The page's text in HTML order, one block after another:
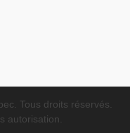
Tous droits réservés.
autorisation.